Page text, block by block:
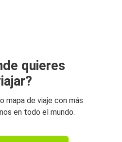
quieres
mapa de viaje con más
en todo el mundo.